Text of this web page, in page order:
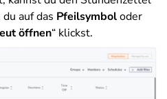
auf das Pfeilsymboloder
öffnen“ klickst.